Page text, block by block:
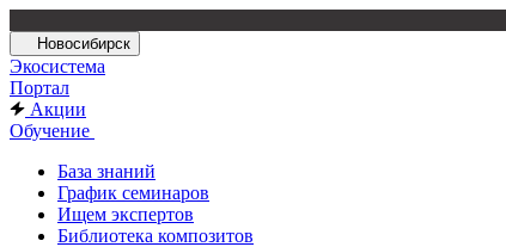
Новосибирск
Экосистема
Портал
Акции
Обучение
База знаний
График семинаров
Ищем экспертов
Библиотека композитов